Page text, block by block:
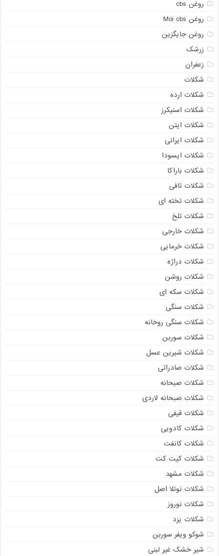
روغن cbs
روغن Moi cbs
روغن جایگزین
زرشک
زعفران
شکلات
شکلات ارده
شکلات اسنیکرز
شکلات ایتن
شکلات ایرانی
شکلات ایسودا
شکلات باراکا
شکلات تافی
شکلات تخته ای
شکلات تلخ
شکلات خارجی
شکلات خرمایی
شکلات دراژه
شکلات روشن
شکلات سکه ای
شکلات سنگی
شکلات سنگی روخانه
شکلات سوربن
شکلات شیرین عسل
شکلات صادراتی
شکلات صبحانه
شکلات صبحانه لاردی
شکلات قیفی
شکلات کادویی
شکلات کانفت
شکلات کیت کت
شکلات مشهد
شکلات نوتلا اصل
شکلات نوروز
شکلات یزد
شوکو ویفر سوربن
شیر خشک غیر لبنی